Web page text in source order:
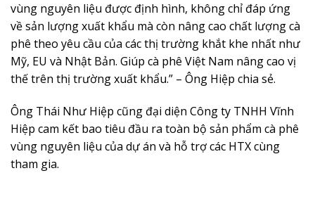
vùng nguyên liệu được định hình, không chỉ đáp ứng
về sản lượng xuất khẩu mà còn nâng cao chất lượng cà
phê theo yêu cầu của các thị trường khắt khe nhất như
Mỹ, EU và Nhật Bản. Giúp cà phê Việt Nam nâng cao vị
thế trên thị trường xuất khẩu.” – Ông Hiệp chia sẻ.
Ông Thái Như Hiệp cũng đại diện Công ty TNHH Vĩnh
Hiệp cam kết bao tiêu đầu ra toàn bộ sản phẩm cà phê
vùng nguyên liệu của dự án và hỗ trợ các HTX cùng
tham gia.